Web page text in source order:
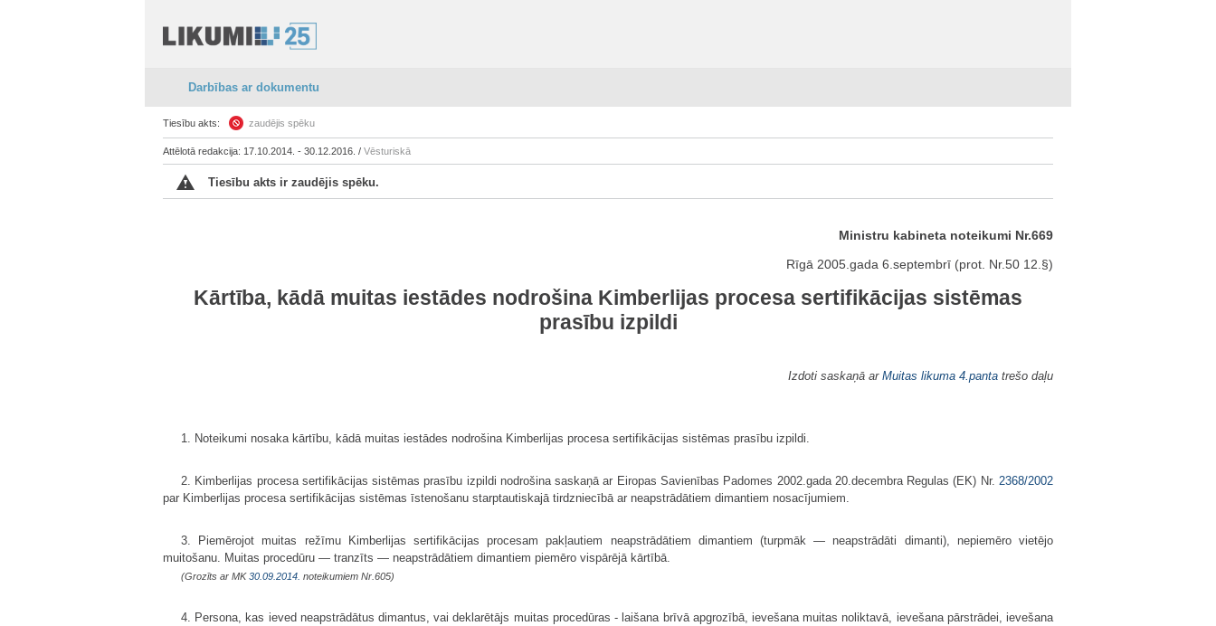
Darbības ar dokumentu
Tiesību akts: zaudējis spēku
Attēlotā redakcija: 17.10.2014. - 30.12.2016. / Vēsturiskā
Tiesību akts ir zaudējis spēku.
Ministru kabineta noteikumi Nr.669
Rīgā 2005.gada 6.septembrī (prot. Nr.50 12.§)
Kārtība, kādā muitas iestādes nodrošina Kimberlijas procesa sertifikācijas sistēmas
prasību izpildi
Izdoti saskaņā ar Muitas likuma 4.panta trešo daļu
1. Noteikumi nosaka kārtību, kādā muitas iestādes nodrošina Kimberlijas procesa sertifikācijas sistēmas prasību izpildi.
2. Kimberlijas procesa sertifikācijas sistēmas prasību izpildi nodrošina saskaņā ar Eiropas Savienības Padomes 2002.gada 20.decembra Regulas (EK) Nr. 2368/2002
par Kimberlijas procesa sertifikācijas sistēmas īstenošanu starptautiskajā tirdzniecībā ar neapstrādātiem dimantiem nosacījumiem.
3. Piemērojot muitas režīmu Kimberlijas sertifikācijas procesam pakļautiem neapstrādātiem dimantiem (turpmāk — neapstrādāti dimanti), nepiemēro vietējo
muitošanu. Muitas procedūru — tranzīts — neapstrādātiem dimantiem piemēro vispārējā kārtībā.
(Grozīts ar MK30.09.2014. noteikumiem Nr.605)
4. Persona, kas ieved neapstrādātus dimantus, vai deklarētājs muitas procedūras - laišana brīvā apgrozībā, ievešana muitas noliktavā, ievešana pārstrādei, ievešana